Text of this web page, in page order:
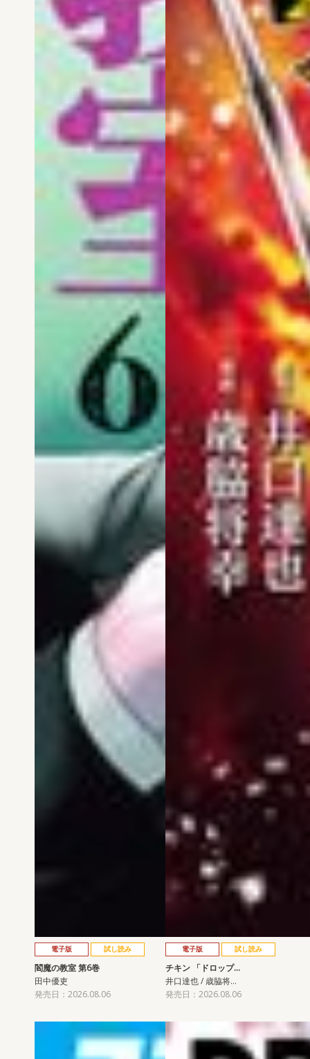
電子版 試し読み
閻魔の教室 第6巻
田中優吏
発売日：2026.08.06
電子版 試し読み
チキン 「ドロップ…
井口達也 / 歳脇将…
発売日：2026.08.06